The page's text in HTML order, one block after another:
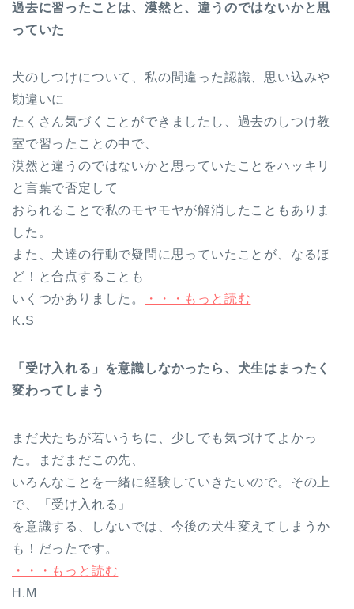
過去に習ったことは、漠然と、違うのではないかと思
っていた
犬のしつけについて、私の間違った認識、思い込みや
勘違いに
たくさん気づくことができましたし、過去のしつけ教
室で習ったことの中で、
漠然と違うのではないかと思っていたことをハッキリ
と言葉で否定して
おられることで私のモヤモヤが解消したこともありま
した。
また、犬達の行動で疑問に思っていたことが、なるほ
ど！と合点することも
いくつかありました。
・・・もっと読む
K.S
「受け入れる」を意識しなかったら、犬生はまったく
変わってしまう
まだ犬たちが若いうちに、少しでも気づけてよかっ
た。まだまだこの先、
いろんなことを一緒に経験していきたいので。その上
で、「受け入れる」
を意識する、しないでは、今後の犬生変えてしまうか
も！だったです。
・・・もっと読む
H.M